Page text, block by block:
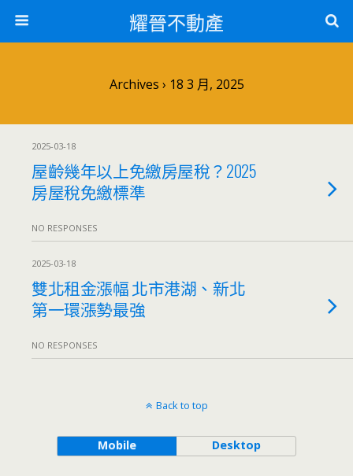
耀晉不動產
Archives › 18 3 月, 2025
2025-03-18
屋齡幾年以上免繳房屋稅？2025
房屋稅免繳標準
NO RESPONSES
2025-03-18
雙北租金漲幅 北市港湖、新北
第一環漲勢最強
NO RESPONSES
Back to top
Mobile Desktop